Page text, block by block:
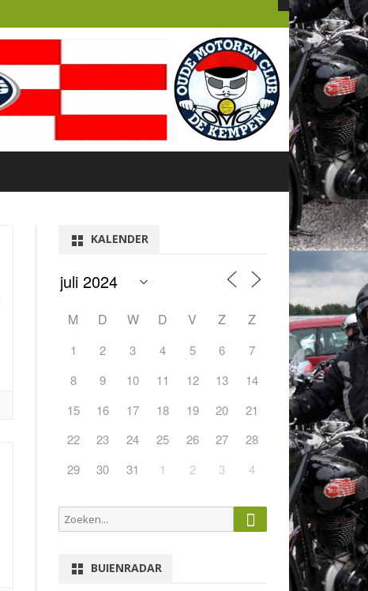
KALENDER
M D W D V Z Z
1 2 3 4 5 6
7
8
9 10 11 12 13
14
15
16 17 18 19 20
21
22
23 24 25 26 27
28
29
30 31 1 2 3 4
Zoeken
naar:
Zoeken
BUIENRADAR